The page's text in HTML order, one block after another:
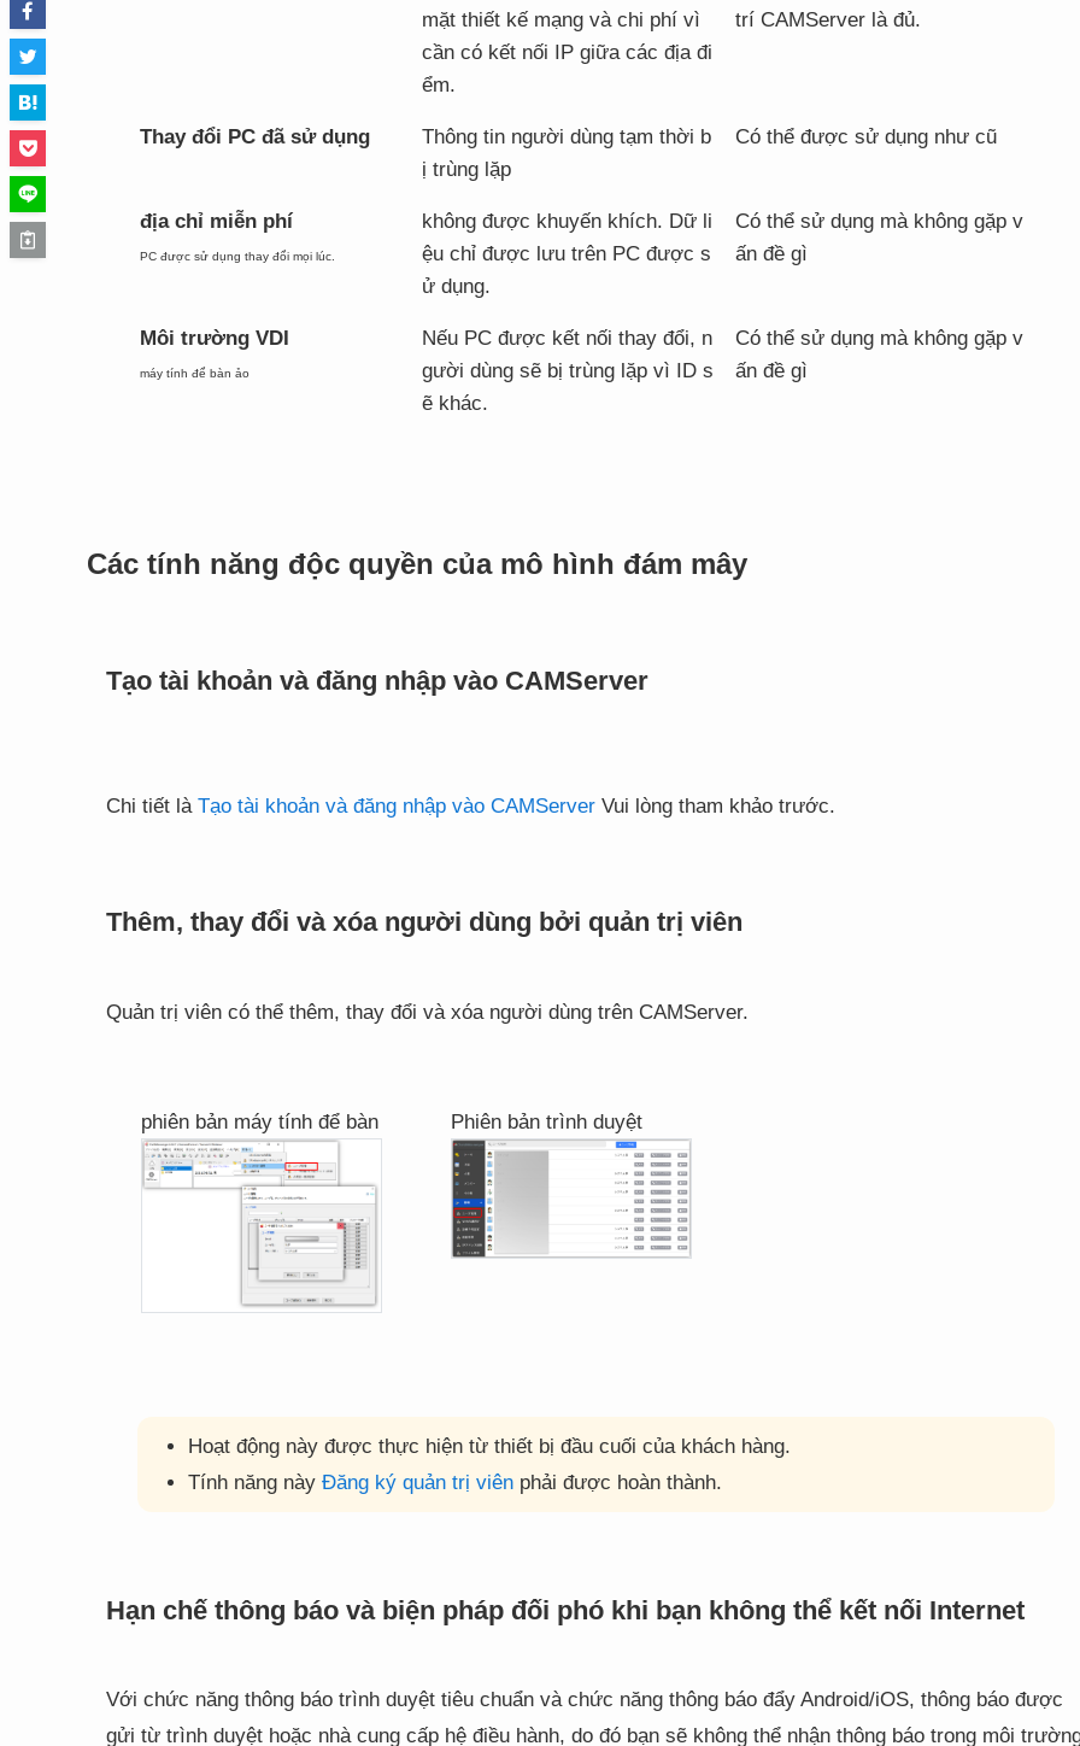
mặt thiết kế mạng và chi phí vì
cần có kết nối IP giữa các địa đi
ểm.
trí CAMServer là đủ.
Thay đổi PC đã sử dụng
Thông tin người dùng tạm thời b
ị trùng lặp
Có thể được sử dụng như cũ
địa chỉ miễn phí
PC được sử dụng thay đổi mọi lúc.
không được khuyến khích. Dữ li
ệu chỉ được lưu trên PC được s
ử dụng.
Có thể sử dụng mà không gặp v
ấn đề gì
Môi trường VDI
máy tính để bàn ảo
Nếu PC được kết nối thay đổi, n
gười dùng sẽ bị trùng lặp vì ID s
ẽ khác.
Có thể sử dụng mà không gặp v
ấn đề gì
Các tính năng độc quyền của mô hình đám mây
Tạo tài khoản và đăng nhập vào CAMServer
Chi tiết là Tạo tài khoản và đăng nhập vào CAMServer Vui lòng tham khảo trước.
Thêm, thay đổi và xóa người dùng bởi quản trị viên
Quản trị viên có thể thêm, thay đổi và xóa người dùng trên CAMServer.
phiên bản máy tính để bàn Phiên bản trình duyệt
Hoạt động này được thực hiện từ thiết bị đầu cuối của khách hàng.
Tính năng này Đăng ký quản trị viên phải được hoàn thành.
Hạn chế thông báo và biện pháp đối phó khi bạn không thể kết nối Internet
Với chức năng thông báo trình duyệt tiêu chuẩn và chức năng thông báo đẩy Android/iOS, thông báo được
gửi từ trình duyệt hoặc nhà cung cấp hệ điều hành, do đó bạn sẽ không thể nhận thông báo trong môi